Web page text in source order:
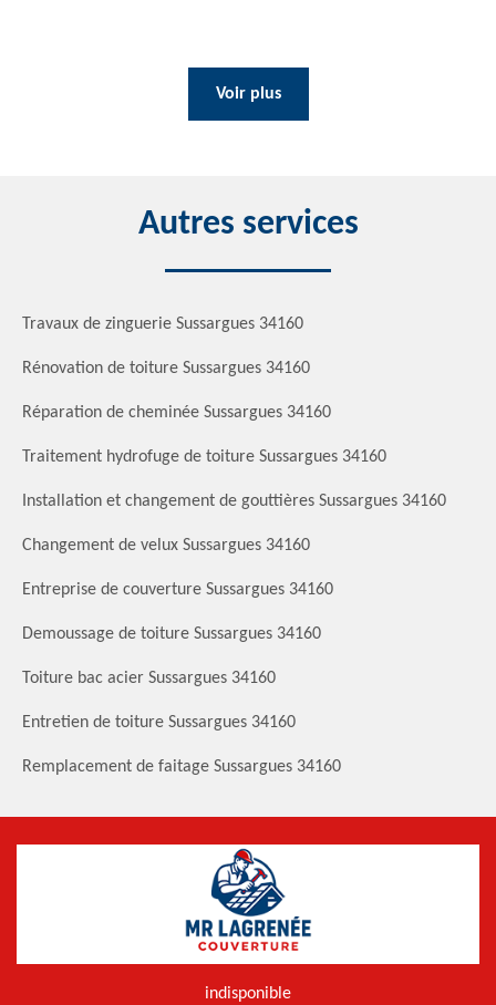
Voir plus
Autres services
Travaux de zinguerie Sussargues 34160
Rénovation de toiture Sussargues 34160
Réparation de cheminée Sussargues 34160
Traitement hydrofuge de toiture Sussargues 34160
Installation et changement de gouttières Sussargues 34160
Changement de velux Sussargues 34160
Entreprise de couverture Sussargues 34160
Demoussage de toiture Sussargues 34160
Toiture bac acier Sussargues 34160
Entretien de toiture Sussargues 34160
Remplacement de faitage Sussargues 34160
indisponible